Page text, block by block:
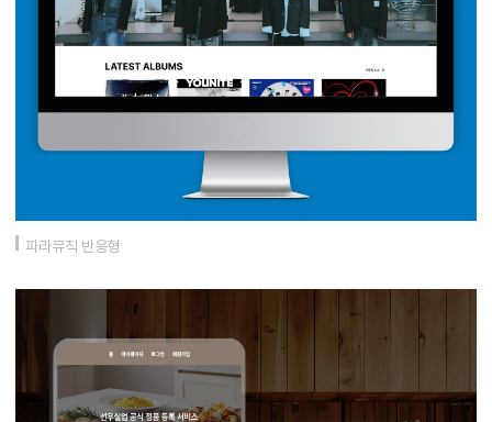
파라뮤직 반응형